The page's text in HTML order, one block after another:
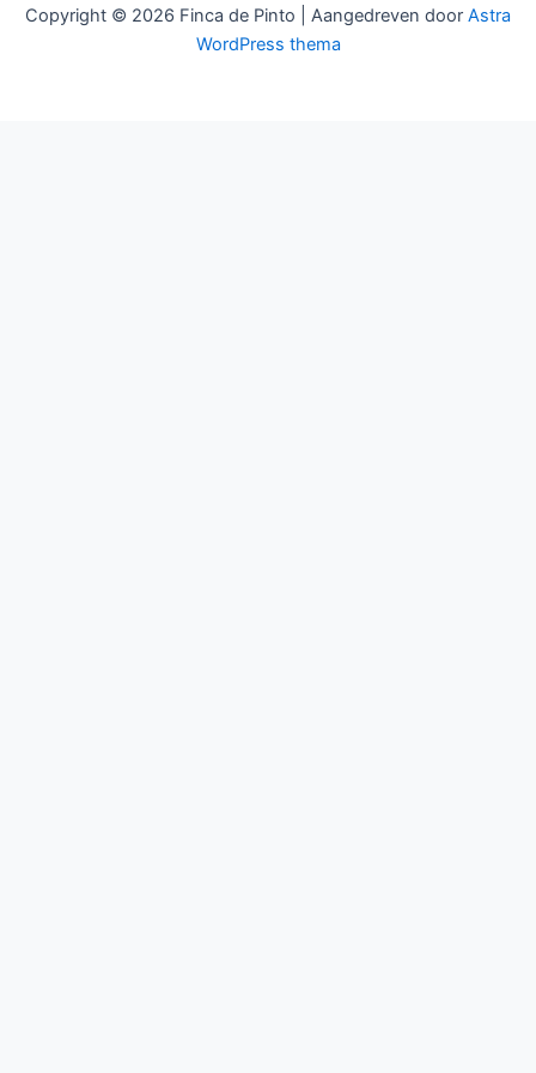
Copyright © 2026 Finca de Pinto | Aangedreven door Astra
WordPress thema